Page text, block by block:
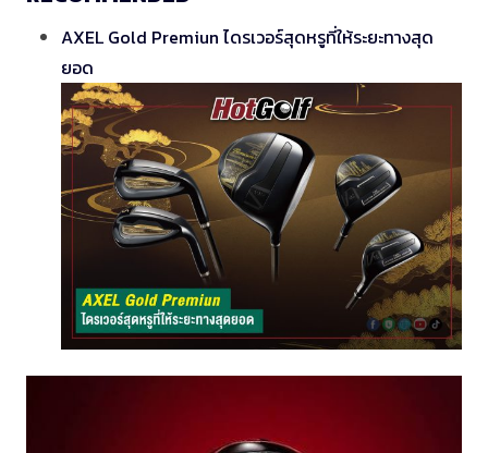
AXEL Gold Premiun ไดรเวอร์สุดหรูที่ให้ระยะทางสุด
ยอด